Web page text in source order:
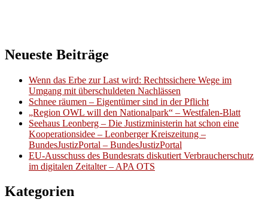
Neueste Beiträge
Wenn das Erbe zur Last wird: Rechtssichere Wege im
Umgang mit überschuldeten Nachlässen
Schnee räumen – Eigentümer sind in der Pflicht
„Region OWL will den Nationalpark“ – Westfalen-Blatt
Seehaus Leonberg – Die Justizministerin hat schon eine
Kooperationsidee – Leonberger Kreiszeitung –
BundesJustizPortal – BundesJustizPortal
EU-Ausschuss des Bundesrats diskutiert Verbraucherschutz
im digitalen Zeitalter – APA OTS
Kategorien